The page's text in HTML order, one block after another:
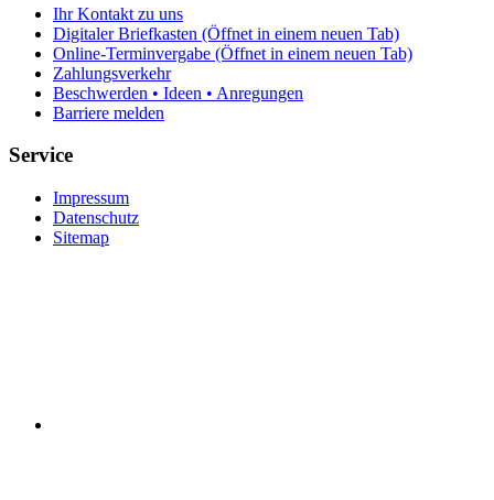
Ihr Kontakt zu uns
Digitaler Briefkasten (Öffnet in einem neuen Tab)
Online-Terminvergabe (Öffnet in einem neuen Tab)
Zahlungsverkehr
Beschwerden • Ideen • Anregungen
Barriere melden
Service
Impressum
Datenschutz
Sitemap